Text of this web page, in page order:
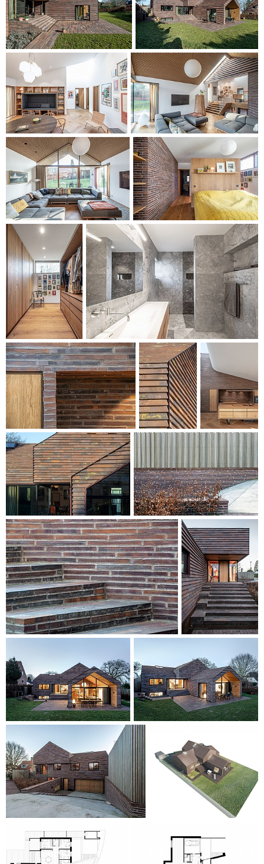
Husets grunnkonstruksjon består av en sokkel av betong,
mens resten av huset er oppført som en bærekraftig
trekonstruksjon. Villaen er bygd i samsvar med dansk
energiklasse 2020.
Villaen oppfyller kravene i de svært ambisiøse
energistandardene i Danmark, som beskrevet i Dansk
Energiklasse 2020.